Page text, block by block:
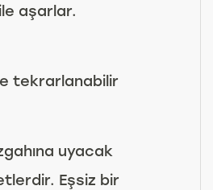
aşarlar.
tekrarlanabilir
uyacak
Eşsiz bir